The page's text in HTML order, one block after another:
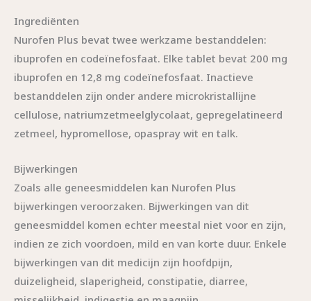
Ingrediënten
Nurofen Plus bevat twee werkzame bestanddelen:
ibuprofen en codeïnefosfaat. Elke tablet bevat 200 mg
ibuprofen en 12,8 mg codeïnefosfaat. Inactieve
bestanddelen zijn onder andere microkristallijne
cellulose, natriumzetmeelglycolaat, gepregelatineerd
zetmeel, hypromellose, opaspray wit en talk.
Bijwerkingen
Zoals alle geneesmiddelen kan Nurofen Plus
bijwerkingen veroorzaken. Bijwerkingen van dit
geneesmiddel komen echter meestal niet voor en zijn,
indien ze zich voordoen, mild en van korte duur. Enkele
bijwerkingen van dit medicijn zijn hoofdpijn,
duizeligheid, slaperigheid, constipatie, diarree,